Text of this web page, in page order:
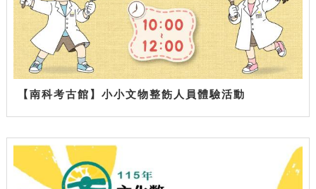
【南科考古館】小小文物整飭人員體驗活動